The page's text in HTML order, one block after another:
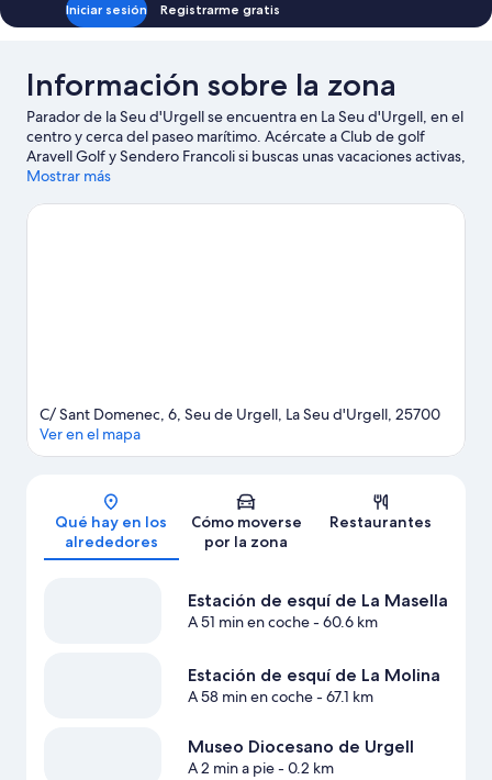
Iniciar sesión Registrarme gratis
Información sobre la zona
Parador de la Seu d'Urgell se encuentra en La Seu d'Urgell, en el
centro y cerca del paseo marítimo. Acércate a Club de golf
Aravell Golf y Sendero Francoli si buscas unas vacaciones activas,
aunque para apreciar la belleza natural de la región lo mejor es
evento especial? Puedes consultar el calendario de Devk-Arena
Mostrar más
Mapa
C/ Sant Domenec, 6, Seu de Urgell, La Seu d'Urgell, 25700
Ver en el mapa
Qué hay en los
alrededores
Cómo moverse
por la zona
Restaurantes
Estación de esquí de La Masella
A 51 min en coche- 60.6 km
Estación de esquí de La Molina
A 58 min en coche- 67.1 km
Museo Diocesano de Urgell
A 2 min a pie- 0.2 km